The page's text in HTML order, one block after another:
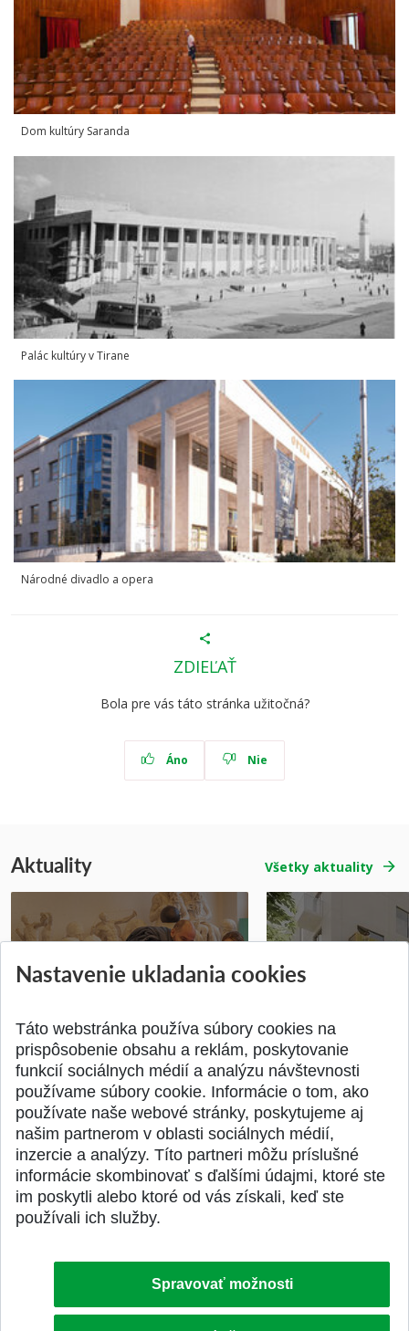
Dom kultúry Saranda
Palác kultúry v Tirane
Národné divadlo a opera
ZDIEĽAŤ
Bola pre vás táto stránka užitočná?
Áno Nie
Aktuality Všetky aktuality
SPÄŤ NA VRCH
Nastavenie ukladania cookies
Táto webstránka používa súbory cookies na
prispôsobenie obsahu a reklám, poskytovanie
funkcií sociálnych médií a analýzu návštevnosti
používame súbory cookie. Informácie o tom, ako
používate naše webové stránky, poskytujeme aj
našim partnerom v oblasti sociálnych médií,
inzercie a analýzy. Títo partneri môžu príslušné
informácie skombinovať s ďalšími údajmi, ktoré ste
im poskytli alebo ktoré od vás získali, keď ste
používali ich služby.
Spravovať možnosti